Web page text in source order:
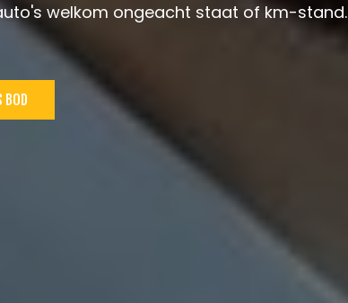
welkom ongeacht staat of km-stand.
BOD